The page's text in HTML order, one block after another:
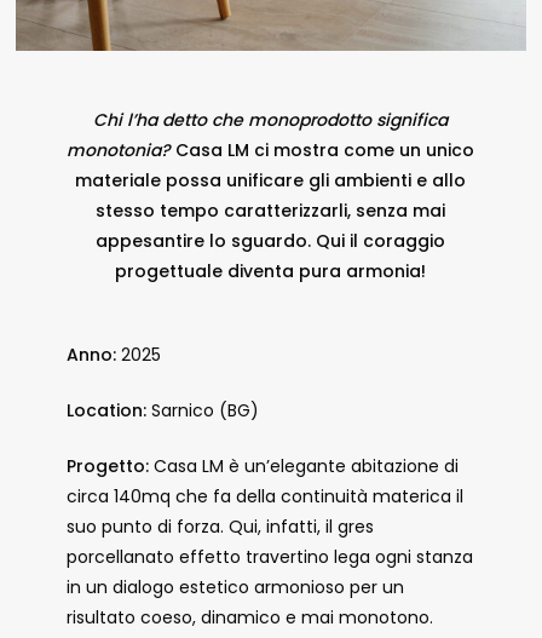
Chi l’ha detto che monoprodotto significa
monotonia?Casa LM ci mostra come un unico
materiale possa unificare gli ambienti e allo
stesso tempo caratterizzarli, senza mai
appesantire lo sguardo. Qui il coraggio
progettuale diventa pura armonia!
Anno: 2025
Location:Sarnico (BG)
Progetto:Casa LM è un’elegante abitazione di
circa 140mq che fa della continuità materica il
suo punto di forza. Qui, infatti, il gres
porcellanato effetto travertino lega ogni stanza
in un dialogo estetico armonioso per un
risultato coeso, dinamico e mai monotono.